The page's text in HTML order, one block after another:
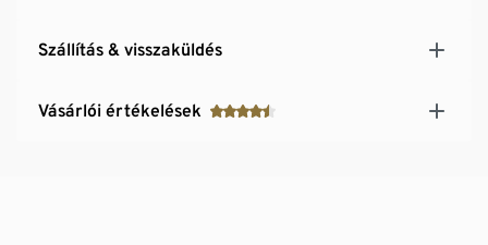
Szállítás & visszaküldés
Vásárlói értékelések